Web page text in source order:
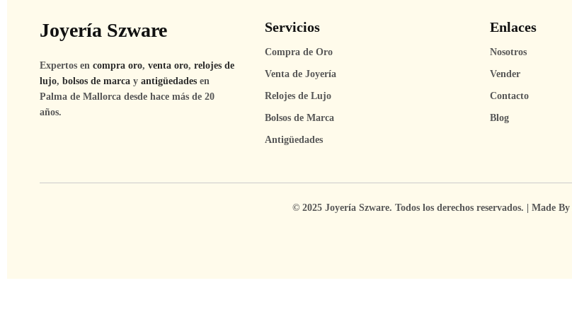
Joyería Szware
Expertos en compra oro, venta oro, relojes de
lujo, bolsos de marca y antigüedades en
Palma de Mallorca desde hace más de 20
años.
Servicios
Compra de Oro
Venta de Joyería
Relojes de Lujo
Bolsos de Marca
Antigüedades
Enlaces
Nosotros
Vender
Contacto
Blog
© 2025 Joyería Szware. Todos los derechos reservados. | Made By